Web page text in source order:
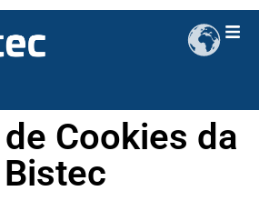
Cookies da
Bistec